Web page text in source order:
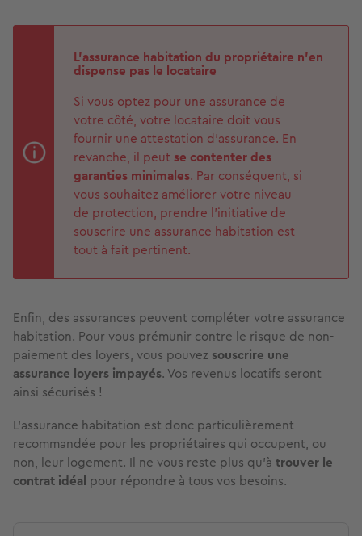
L’assurance habitation du propriétaire n'en
dispense pas le locataire
Si vous optez pour une assurance de
votre côté, votre locataire doit vous
fournir une attestation d’assurance. En
revanche, il peut se contenter des
garanties minimales. Par conséquent, si
vous souhaitez améliorer votre niveau
de protection, prendre l'initiative de
souscrire une assurance habitation est
tout à fait pertinent.
Enfin, des assurances peuvent compléter votre assurance
habitation. Pour vous prémunir contre le risque de non-
paiement des loyers, vous pouvezsouscrire une
assurance loyers impayés. Vos revenus locatifs seront
ainsi sécurisés !
L’assurance habitation est donc particulièrement
recommandée pour les propriétaires qui occupent, ou
non, leur logement. Il ne vous reste plus qu’à trouver le
contrat idéal pour répondre à tous vos besoins.